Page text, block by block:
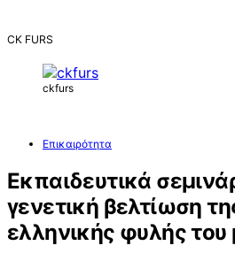
CK FURS
ckfurs
Επικαιρότητα
Εκπαιδευτικά
γενετική βελτίωση
ελληνικής φυλής του